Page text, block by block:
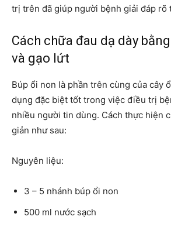
trị trên đã giúp người bệnh giải đáp rõ
Cách chữa đau dạ dày
và gạo lứt
Búp ổi non là phần trên cùng của cây
dụng đặc biệt tốt trong việc điều trị
nhiều người tin dùng. Cách thực hiện
giản như sau:
Nguyên liệu:
3 – 5 nhánh búp ổi non
500 ml nước sạch